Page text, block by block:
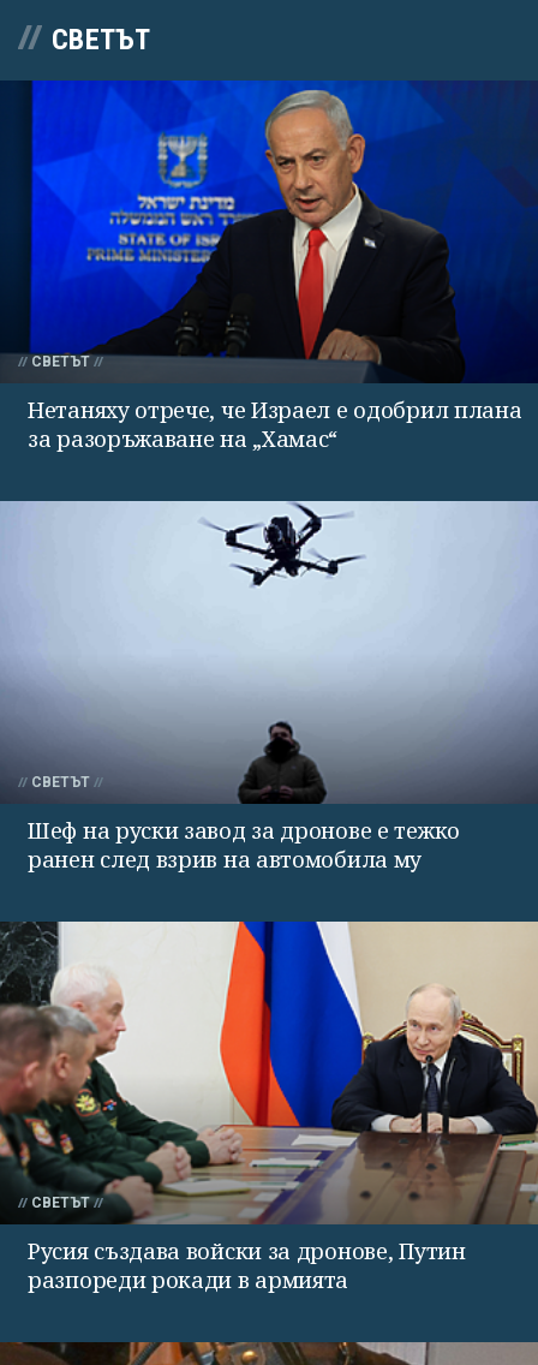
СВЕТЪТ
СВЕТЪТ
Нетаняху отрече, че Израел е одобрил плана
за разоръжаване на „Хамас“
СВЕТЪТ
Шеф на руски завод за дронове е тежко
ранен след взрив на автомобила му
СВЕТЪТ
Русия създава войски за дронове, Путин
разпореди рокади в армията